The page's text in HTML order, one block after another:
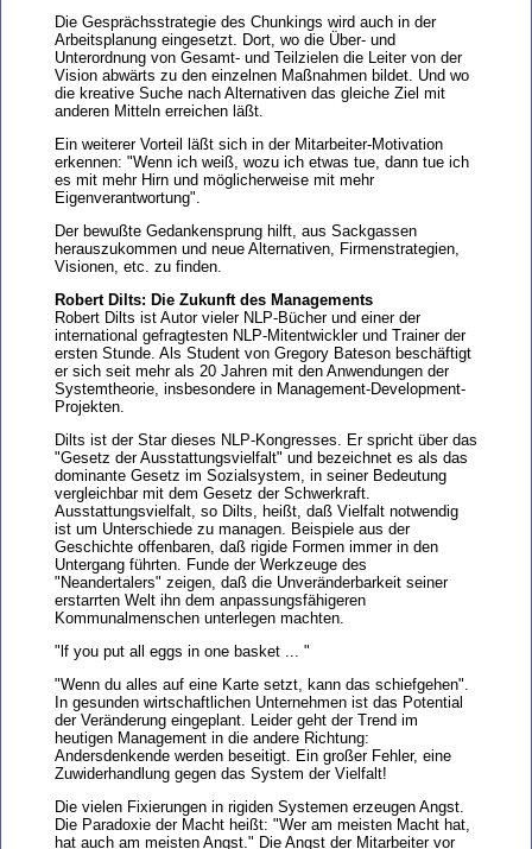
Die Gesprächsstrategie des Chunkings wird auch in der
Arbeitsplanung eingesetzt. Dort, wo die Über- und
Unterordnung von Gesamt- und Teilzielen die Leiter von der
Vision abwärts zu den einzelnen Maßnahmen bildet. Und wo
die kreative Suche nach Alternativen das gleiche Ziel mit
anderen Mitteln erreichen läßt.
Ein weiterer Vorteil läßt sich in der Mitarbeiter-Motivation
erkennen: "Wenn ich weiß, wozu ich etwas tue, dann tue ich
es mit mehr Hirn und möglicherweise mit mehr
Eigenverantwortung".
Der bewußte Gedankensprung hilft, aus Sackgassen
herauszukommen und neue Alternativen, Firmenstrategien,
Visionen, etc. zu finden.
Robert Dilts: Die Zukunft des Managements
Robert Dilts ist Autor vieler NLP-Bücher und einer der
international gefragtesten NLP-Mitentwickler und Trainer der
ersten Stunde. Als Student von Gregory Bateson beschäftigt
er sich seit mehr als 20 Jahren mit den Anwendungen der
Systemtheorie, insbesondere in Management-Development-
Projekten.
Dilts ist der Star dieses NLP-Kongresses. Er spricht über das
"Gesetz der Ausstattungsvielfalt" und bezeichnet es als das
dominante Gesetz im Sozialsystem, in seiner Bedeutung
vergleichbar mit dem Gesetz der Schwerkraft.
Ausstattungsvielfalt, so Dilts, heißt, daß Vielfalt notwendig
ist um Unterschiede zu managen. Beispiele aus der
Geschichte offenbaren, daß rigide Formen immer in den
Untergang führten. Funde der Werkzeuge des
"Neandertalers" zeigen, daß die Unveränderbarkeit seiner
erstarrten Welt ihn dem anpassungsfähigeren
Kommunalmenschen unterlegen machten.
"lf you put all eggs in one basket ... "
"Wenn du alles auf eine Karte setzt, kann das schiefgehen".
In gesunden wirtschaftlichen Unternehmen ist das Potential
der Veränderung eingeplant. Leider geht der Trend im
heutigen Management in die andere Richtung:
Andersdenkende werden beseitigt. Ein großer Fehler, eine
Zuwiderhandlung gegen das System der Vielfalt!
Die vielen Fixierungen in rigiden Systemen erzeugen Angst.
Die Paradoxie der Macht heißt: "Wer am meisten Macht hat,
hat auch am meisten Angst." Die Angst der Mitarbeiter vor